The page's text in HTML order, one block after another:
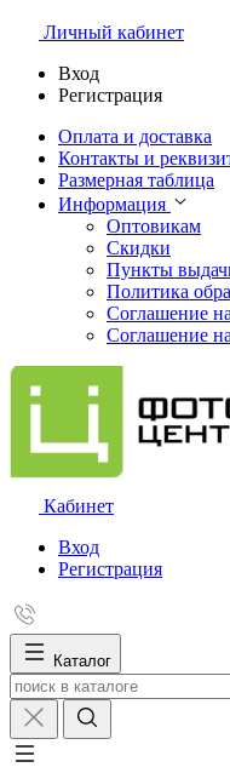
Личный кабинет
Вход
Регистрация
Оплата и доставка
Контакты и
Размерная таблица
Информация
Оптовикам
Скидки
Пункты
Политика
Соглашение
Соглашение
Кабинет
Вход
Регистрация
Каталог